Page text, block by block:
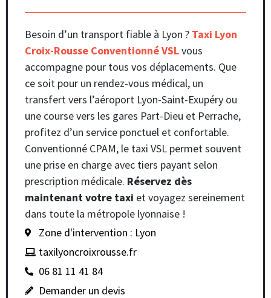
Besoin d’un transport fiable à Lyon ? Taxi Lyon
Croix-Rousse Conventionné VSLvous
accompagne pour tous vos déplacements. Que
ce soit pour un rendez-vous médical, un
transfert vers l’aéroport Lyon-Saint-Exupéry ou
une course vers les gares Part-Dieu et Perrache,
profitez d’un service ponctuel et confortable.
Conventionné CPAM, le taxi VSL permet souvent
une prise en charge avec tiers payant selon
prescription médicale. Réservez dès
maintenant votre taxi et voyagez sereinement
dans toute la métropole lyonnaise !
Zone d'intervention : Lyon
taxilyoncroixrousse.fr
06 81 11 41 84
Demander un devis